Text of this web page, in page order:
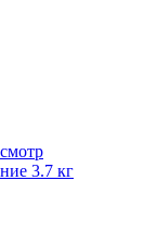
3.7 кг